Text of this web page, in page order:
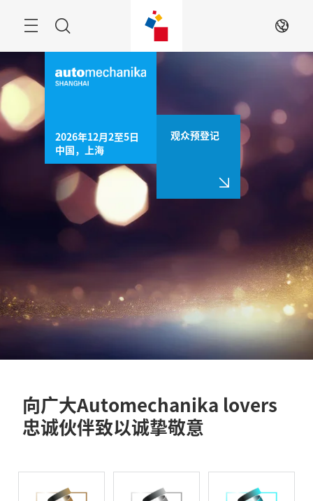
菜
ZH
2026年12月2至5日
中国，上海
观众预登记
向广大Automechanika lovers
忠诚伙伴致以诚挚敬意